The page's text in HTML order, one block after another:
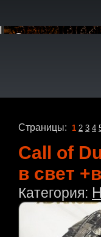
Страницы: 1 2 3 4
Call of
в свет
Категория: